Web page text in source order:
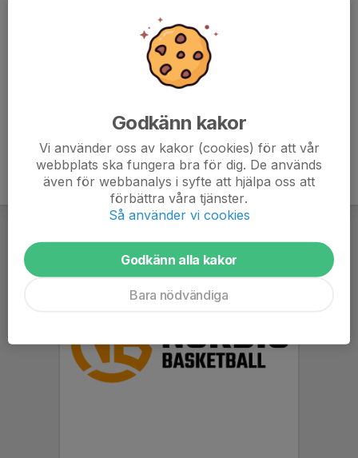
Godkänn kakor
Vi använder oss av kakor (cookies) för att vår
webbplats ska fungera bra för dig. De används
även för webbanalys i syfte att hjälpa oss att
förbättra våra tjänster.
Så använder vi cookies
Godkänn alla kakor
Bara nödvändiga